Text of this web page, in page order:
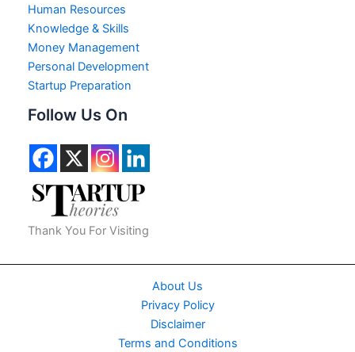
Human Resources
Knowledge & Skills
Money Management
Personal Development
Startup Preparation
Follow Us On
Thank You For Visiting
About Us
Privacy Policy
Disclaimer
Terms and Conditions